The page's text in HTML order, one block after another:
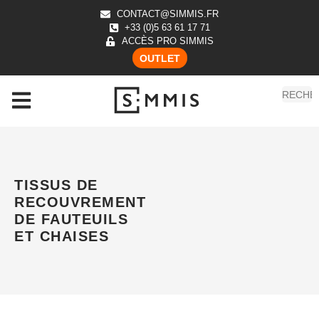
CONTACT@SIMMIS.FR
+33 (0)5 63 61 17 71
ACCÈS PRO SIMMIS
OUTLET
TISSUS DE
RECOUVREMENT
DE FAUTEUILS
ET CHAISES